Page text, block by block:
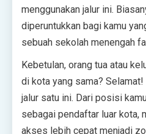
menggunakan jalur ini.
diperuntukkan bagi kamu
sebuah sekolah menengah
Kebetulan, orang tua atau
di kota yang sama?
jalur satu ini. Dari posisi
sebagai pendaftar luar kota,
akses lebih cepat menjadi